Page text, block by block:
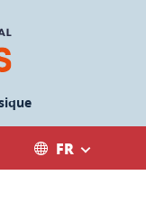
FR